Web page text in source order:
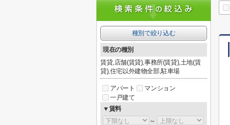
種別で絞り込む
現在の種別
賃貸,店舗(賃貸),事務所(賃貸),土地(賃
貸),住宅以外建物全部,駐車場
アパート
マンション
一戸建て
▼賃料
～